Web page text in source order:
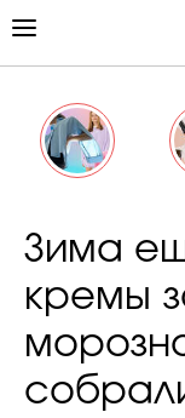
Хит недели от
Зима
кремы